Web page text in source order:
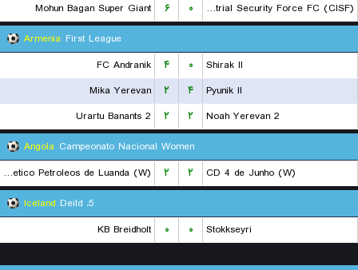
Mohun Bagan Super Giant
۶ ۰
Central Industrial Security Force FC (CISF)
Armenia First League
FC Andranik
۴ ۰
Shirak II
Mika Yerevan
۲ ۴
Pyunik II
Urartu Banants 2
۲ ۲
Noah Yerevan 2
Angola Campeonato Nacional Women
Atletico Petroleos de Luanda (W)
۲ ۲
CD 4 de Junho (W)
Iceland
5. Deild
KB Breidholt
۰ ۰ Stokkseyri